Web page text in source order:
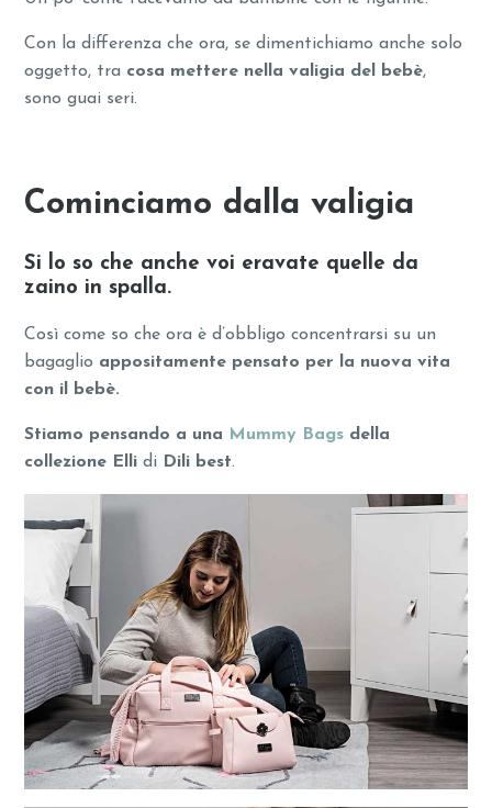
Con la differenza che ora, se dimentichiamo anche solo
oggetto, tra cosa mettere nella valigia del bebè,
sono guai seri.
Cominciamo dalla valigia
Si lo so che anche voi eravate quelle da
zaino in spalla.
Così come so che ora è d’obbligo concentrarsi su un
bagaglio appositamente pensato per la nuova vita
con il bebè.
Stiamo pensando a una Mummy Bags della
collezione Ellidi Dili best.